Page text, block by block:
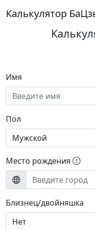
Калькулятор
Имя
Пол
Место рождения
Близнец/двойняшка